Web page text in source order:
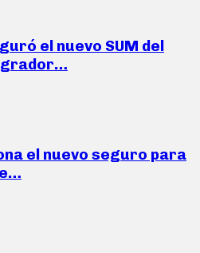
el nuevo SUM del
el nuevo seguro para